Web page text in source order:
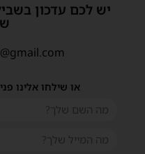
יש לכם עדכון
או שילחו אלינו